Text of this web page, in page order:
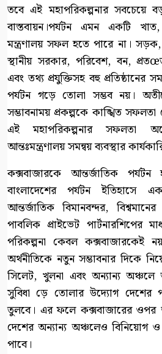
তবে এই মহাপরিকল্পনার সবচেয়ে
বাস্তবায়ন।পর্যটন এমন একটি
মন্ত্রণালয় সফল হতে পারে না।
স্থানীয় সরকার, পরিবেশ, বন,
এবং তথ্য প্রযুক্তিসহ বহু প্রতিষ্ঠানের
পর্যটন গড়ে তোলা সম্ভব নয়।
সম্ভাবনাময় প্রকল্পকে কাঙ্খিত
এই মহাপরিকল্পনার সফলতা
আন্তঃমন্ত্রণালয় সমন্বয় ব্যবস্থার
কক্সবাজারকে আন্তর্জাতিক পর্যটন
বাংলাদেশের পর্যটন ইতিহাসে
আন্তর্জাতিক বিমানবন্দর,
পাবলিক প্রাইভেট পার্টনারশিপের
পরিকল্পনা কেবল কক্সবাজারকেই
অর্থনীতিকে নতুন সম্ভাবনার দিকে
সিলেট, খুলনা এবং অন্যান্য অঞ্চলে
সুবিধা ড়ে তোলার উদ্যোগ দেশের
তুলবে। এর ফলে কক্সবাজারের ওপর
দেশের অন্যান্য অঞ্চলেও বিনিয়োগ ও
পাবে।